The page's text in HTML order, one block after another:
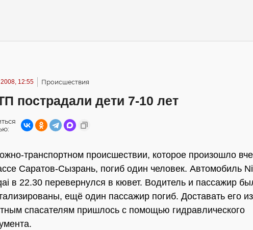
12:55 Происшествия
пострадали дети 7-10 лет
транспортном происшествии, которое произошло
Саратов-Сызрань, погиб один человек. Автомобиль
в 22.30 перевернулся в кювет. Водитель и пассажир
ещё один пассажир погиб. Доставать его
спасателям пришлось с помощью гидравлического